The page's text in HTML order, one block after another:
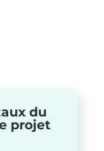
du
projet